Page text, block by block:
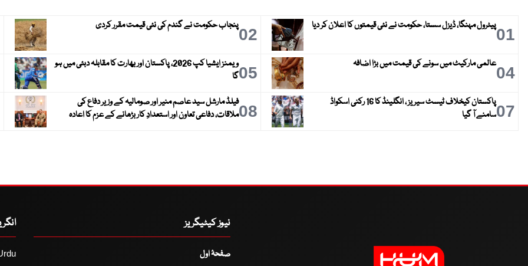
01پیٹرول مہنگا، ڈیزل سستا، حکومت نے نئی قیمتوں کا اعلان کر دیا 02پنجاب حکومت نے گندم کی نئی قیمت مقرر کردی
04عالمی مارکیٹ میں سونے کی قیمت میں بڑا اضافہ 05
ویمنز ایشیا کپ 2026، پاکستان اور بھارت کا مقابلہ دبئی میں ہو
گا
07
پاکستان کیخلاف ٹیسٹ سیریز ، انگلینڈ کا 16 رکنی اسکواڈ
سامنے آ گیا
08فیلڈ مارشل سید عاصم منیر اور صومالیہ کے وزیر دفاع کی
ملاقات، دفاعی تعاون اور استعدادِ کار بڑھانے کے عزم کا اعادہ
نیوز کیٹیگریز
صفحۂ اول